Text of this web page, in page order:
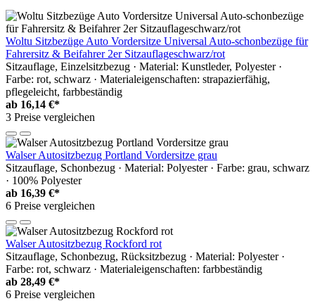
Woltu Sitzbezüge Auto Vordersitze Universal Auto-schonbezüge für
Fahrersitz & Beifahrer 2er Sitzauflageschwarz/rot
Sitzauflage, Einzelsitzbezug · Material: Kunstleder, Polyester ·
Farbe: rot, schwarz · Materialeigenschaften: strapazierfähig,
pflegeleicht, farbbeständig
ab 16,14 €*
3 Preise vergleichen
Walser Autositzbezug Portland Vordersitze grau
Sitzauflage, Schonbezug · Material: Polyester · Farbe: grau, schwarz
· 100% Polyester
ab 16,39 €*
6 Preise vergleichen
Walser Autositzbezug Rockford rot
Sitzauflage, Schonbezug, Rücksitzbezug · Material: Polyester ·
Farbe: rot, schwarz · Materialeigenschaften: farbbeständig
ab 28,49 €*
6 Preise vergleichen